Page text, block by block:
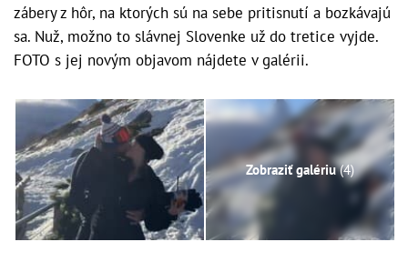
zábery z hôr, na ktorých sú na sebe pritisnutí a bozkávajú
sa. Nuž, možno to slávnej Slovenke už do tretice vyjde.
FOTO s jej novým objavom nájdete v galérii.
Zobraziť galériu(4)